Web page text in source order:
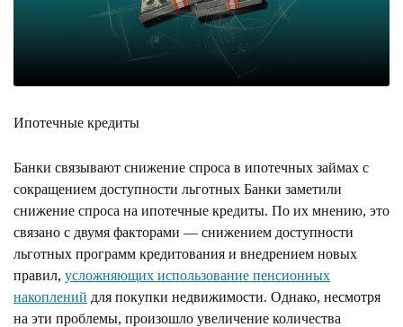
Ипотечные кредиты
Банки связывают снижение спроса в ипотечных займах с
сокращением доступности льготных Банки заметили
снижение спроса на ипотечные кредиты. По их мнению, это
связано с двумя факторами — снижением доступности
льготных программ кредитования и внедрением новых
правил, усложняющих использование пенсионных
накоплений для покупки недвижимости. Однако, несмотря
на эти проблемы, произошло увеличение количества